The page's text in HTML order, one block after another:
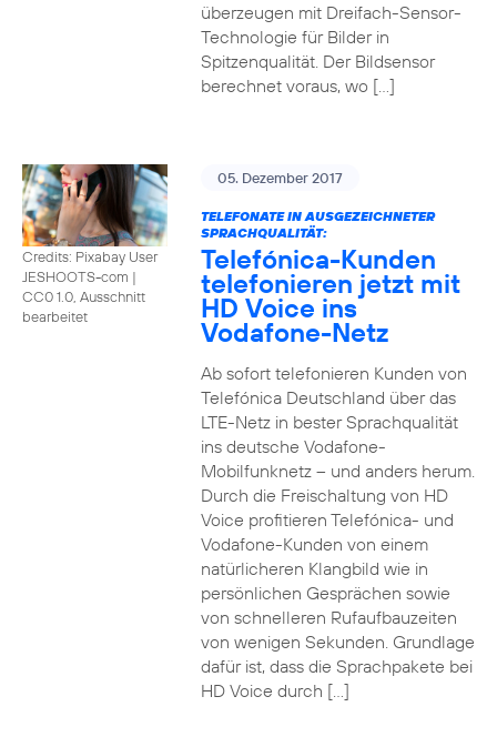
überzeugen mit Dreifach-Sensor-
Technologie für Bilder in
Spitzenqualität. Der Bildsensor
berechnet voraus, wo […]
Credits: Pixabay User
JESHOOTS-com |
CC0 1.0, Ausschnitt
bearbeitet
05. Dezember 2017
TELEFONATE IN AUSGEZEICHNETER
SPRACHQUALITÄT:
Telefónica-Kunden
telefonieren jetzt mit
HD Voice ins
Vodafone-Netz
Ab sofort telefonieren Kunden von
Telefónica Deutschland über das
LTE-Netz in bester Sprachqualität
ins deutsche Vodafone-
Mobilfunknetz – und anders herum.
Durch die Freischaltung von HD
Voice profitieren Telefónica- und
Vodafone-Kunden von einem
natürlicheren Klangbild wie in
persönlichen Gesprächen sowie
von schnelleren Rufaufbauzeiten
von wenigen Sekunden. Grundlage
dafür ist, dass die Sprachpakete bei
HD Voice durch […]